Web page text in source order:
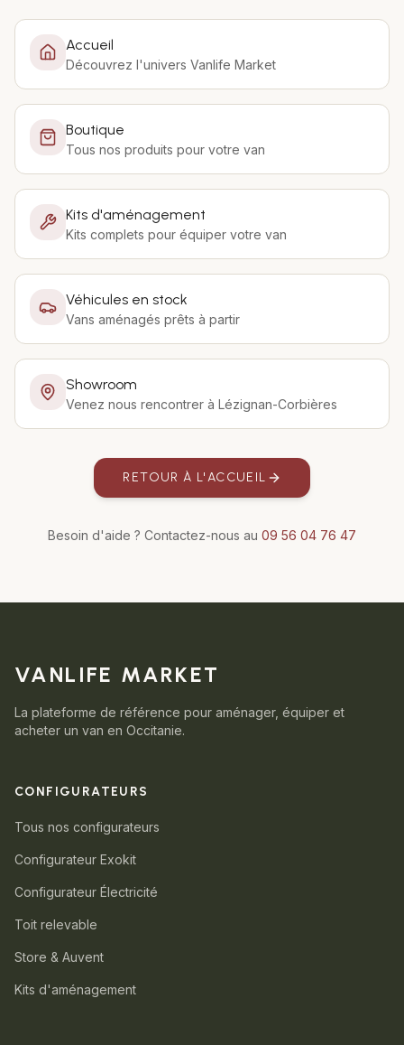
Accueil
Découvrez l'univers Vanlife Market
Boutique
Tous nos produits pour votre van
Kits d'aménagement
Kits complets pour équiper votre van
Véhicules en stock
Vans aménagés prêts à partir
Showroom
Venez nous rencontrer à Lézignan-Corbières
RETOUR À L'ACCUEIL
Besoin d'aide ? Contactez-nous au 09 56 04 76 47
VANLIFE MARKET
La plateforme de référence pour aménager, équiper et
acheter un van en Occitanie.
CONFIGURATEURS
Tous nos configurateurs
Configurateur Exokit
Configurateur Électricité
Toit relevable
Store & Auvent
Kits d'aménagement